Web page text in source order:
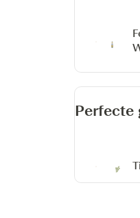
Perfecte